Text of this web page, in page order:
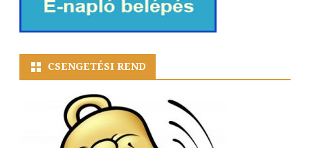
CSENGETÉSI REND